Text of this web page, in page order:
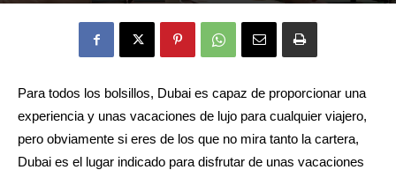
Para todos los bolsillos, Dubai es capaz de proporcionar una
experiencia y unas vacaciones de lujo para cualquier viajero,
pero obviamente si eres de los que no mira tanto la cartera,
Dubai es el lugar indicado para disfrutar de unas vacaciones